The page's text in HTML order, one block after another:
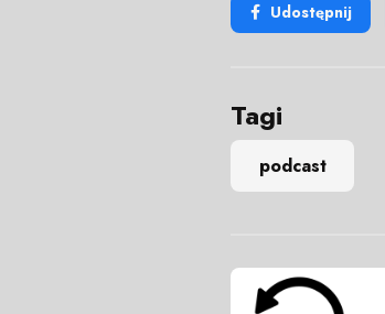
Udostępnij
Tagi
podcast